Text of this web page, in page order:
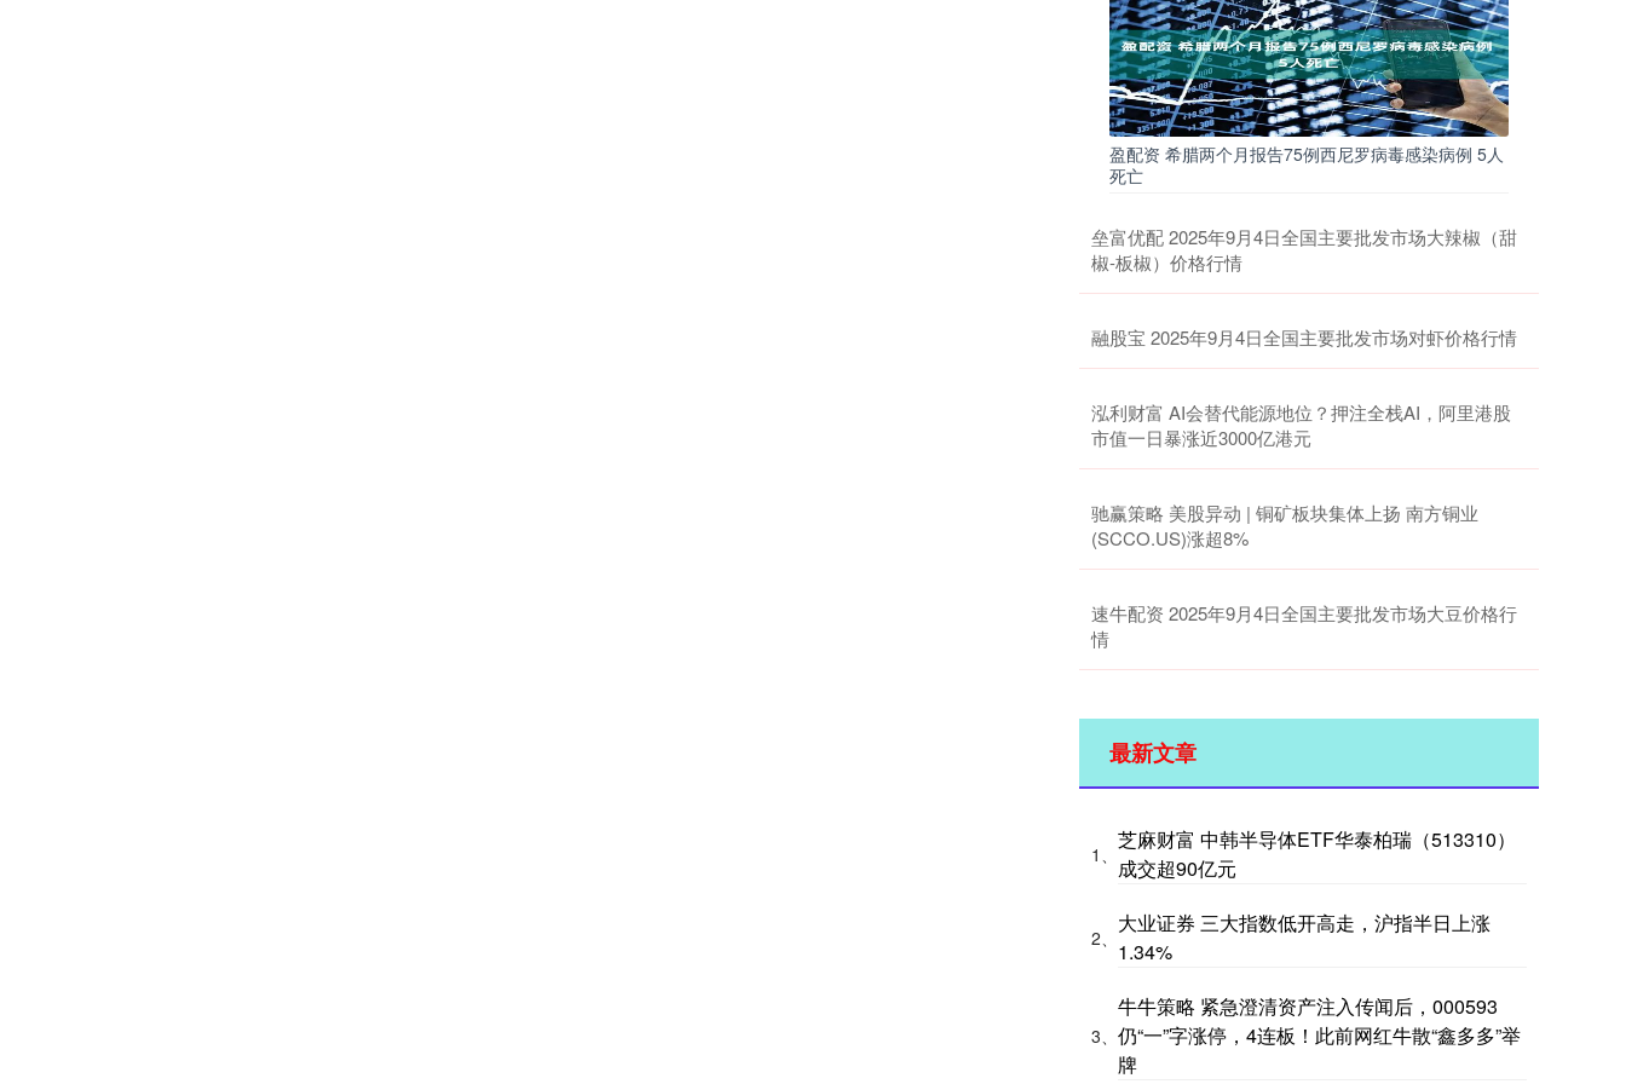
盈配资 希腊两个月报告75例西尼罗病毒感染病例 5人
死亡
垒富优配 2025年9月4日全国主要批发市场大辣椒（甜
椒-板椒）价格行情
融股宝 2025年9月4日全国主要批发市场对虾价格行情
泓利财富 AI会替代能源地位？押注全栈AI，阿里港股
市值一日暴涨近3000亿港元
驰赢策略 美股异动 | 铜矿板块集体上扬 南方铜业
(SCCO.US)涨超8%
速牛配资 2025年9月4日全国主要批发市场大豆价格行
情
最新文章
1、
芝麻财富 中韩半导体ETF华泰柏瑞（513310）
成交超90亿元
2、
大业证券 三大指数低开高走，沪指半日上涨
1.34%
3、
牛牛策略 紧急澄清资产注入传闻后，000593
仍“一”字涨停，4连板！此前网红牛散“鑫多多”举
牌